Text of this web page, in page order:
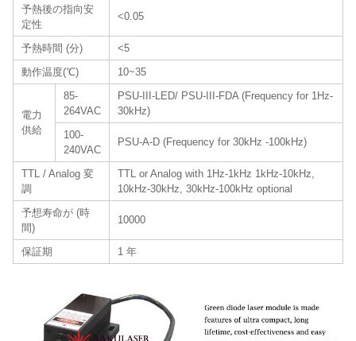
予熱後の指向安
定性
<0.05
予熱時間 (分)
<5
動作温度(℃)
10~35
電力
供給
85-
264VAC
PSU-III-LED/ PSU-III-FDA (Frequency for 1Hz-
30kHz)
100-
240VAC
PSU-A-D (Frequency for 30kHz -100kHz)
TTL / Analog 変
調
TTL or Analog with 1Hz-1kHz 1kHz-10kHz,
10kHz-30kHz, 30kHz-100kHz optional
予想寿命が (時
間)
10000
保証期 1 年